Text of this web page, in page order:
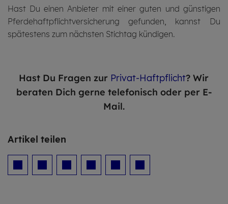
Hast Du einen Anbieter mit einer guten und günstigen
Pferdehaftpflichtversicherung gefunden, kannst Du
spätestens zum nächsten Stichtag kündigen.
Hast Du Fragen zur Privat-Haftpflicht? Wir
beraten Dich gerne telefonisch oder per E-
Mail.
Ar­ti­kel tei­len